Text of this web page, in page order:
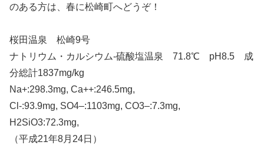
のある方は、春に松崎町へどうぞ！
桜田温泉 松崎9号
ナトリウム・カルシウム-硫酸塩温泉 71.8℃ pH8.5 成
分総計1837mg/kg
Na+:298.3mg, Ca++:246.5mg,
Cl-:93.9mg, SO4–:1103mg, CO3–:7.3mg,
H2SiO3:72.3mg,
（平成21年8月24日）